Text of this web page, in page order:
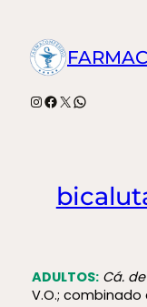
contenido
Instagram
Facebook
X WhatsApp
ADULTOS: Cá.
V.O.; combinado